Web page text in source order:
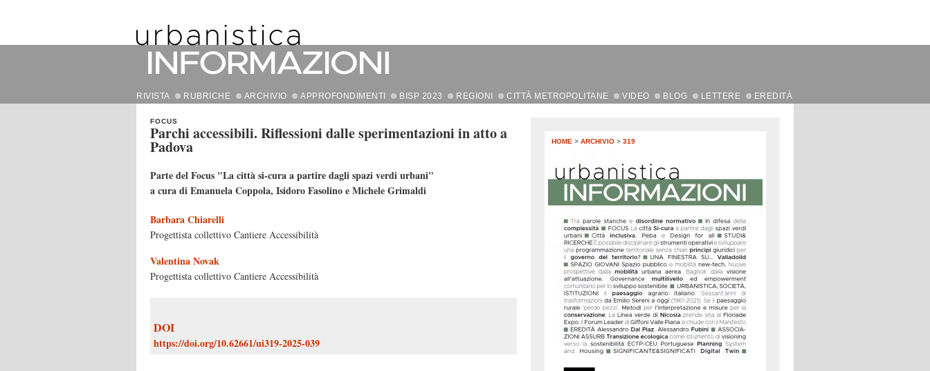
RIVISTA RUBRICHE ARCHIVIO APPROFONDIMENTI BISP 2023 REGIONI CITTÀ METROPOLITANE VIDEO BLOG LETTERE EREDITÀ
FOCUS
Parchi accessibili. Riflessioni dalle sperimentazioni in atto a
Padova
Parte del Focus "La città si-cura a partire dagli spazi verdi urbani"
a cura di Emanuela Coppola, Isidoro Fasolino e Michele Grimaldi
Barbara Chiarelli
Progettista collettivo Cantiere Accessibilità
Valentina Novak
Progettista collettivo Cantiere Accessibilità
DOI
https://doi.org/10.62661/ui319-2025-039
HOME > ARCHIVIO > 319